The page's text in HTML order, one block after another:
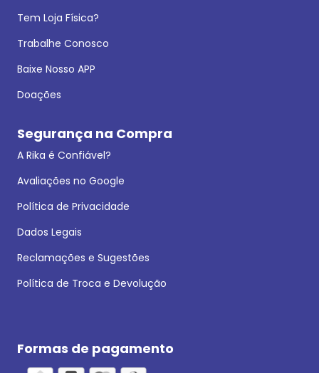
Tem Loja Física?
Trabalhe Conosco
Baixe Nosso APP
Doações
Segurança na Compra
A Rika é Confiável?
Avaliações no Google
Política de Privacidade
Dados Legais
Reclamações e Sugestões
Política de Troca e Devolução
Formas de pagamento